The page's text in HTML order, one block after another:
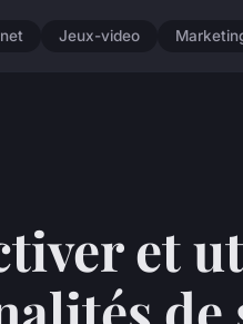
Jeux-video
et